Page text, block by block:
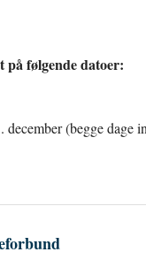
følgende datoer:
december (begge dage